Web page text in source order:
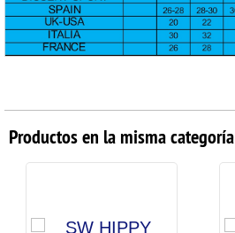
Productos en la misma categoría